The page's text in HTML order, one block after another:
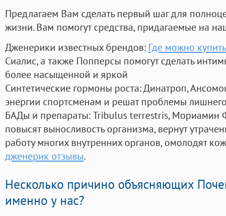
Предлагаем Вам сделать первый шаг для
жизни. Вам помогут средства, придагаемые на
Дженерики известных брендов: Где можно
Сиалис, а также Попперсы помогут сделать
более насыщенной и яркой
Синтетические гормоны роста: Динатроп,
энергии спортсменам и решат проблемы
БАДы и препараты:Tribulus terrestris, Мориамин
повысят выносливость организма, вернут
работу многих внутренних органов, омолодят
дженерик отзывы.
Несколько причино объясняющих
именно у нас?